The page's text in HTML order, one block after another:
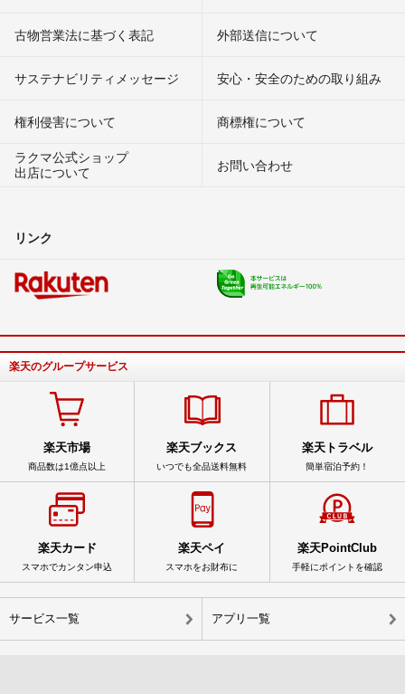
古物営業法に基づく表記 外部送信について
サステナビリティメッセージ 安心・安全のための取り組み
権利侵害について
商標権について
ラクマ公式ショップ
出店について
お問い合わせ
リンク
楽天のグループサービス
楽天市場
商品数は1億点以上
楽天ブックス
いつでも全品送料無料
楽天トラベル
簡単宿泊予約！
楽天カード
スマホでカンタン申込
楽天ペイ
スマホをお財布に
楽天PointClub
手軽にポイントを確認
サービス一覧 アプリ一覧